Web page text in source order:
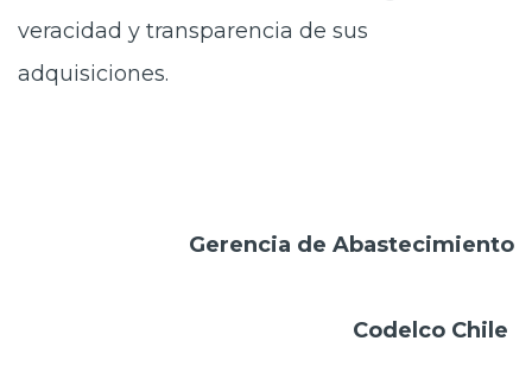
veracidad y transparencia de sus
adquisiciones.
Gerencia de Abastecimiento
Codelco Chile